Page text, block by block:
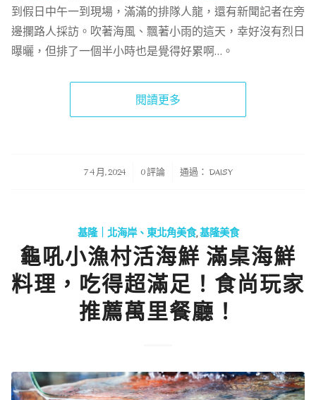
到假日中午一到現場，滿滿的排隊人龍，還有新聞記者在旁
邊攔路人採訪。吹著海風、飄著小雨的這天，幸好沒有烈日
曝曬，但排了一個半小時也是覺得好累啊…。
閱讀更多
7 4 月, 2024
/ 0 評論 通過： DAISY
基隆｜北海岸、東北角美食,基隆美食
龜吼小漁村活海鮮 滿桌海鮮
料理，吃得超滿足！食尚玩家
推薦萬里餐廳！